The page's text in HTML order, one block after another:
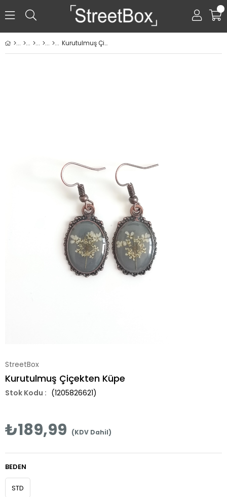
0
Kurutulmuş Çiçekten Küpe
StreetBox
Kurutulmuş Çiçekten Küpe
(1205826621)
₺189,99 (KDV Dahil)
BEDEN
STD